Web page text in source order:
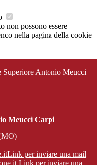
non possono essere
nella pagina della cookie
Superiore Antonio Meucci
Meucci Carpi
Link per inviare una mail
Link per inviare una